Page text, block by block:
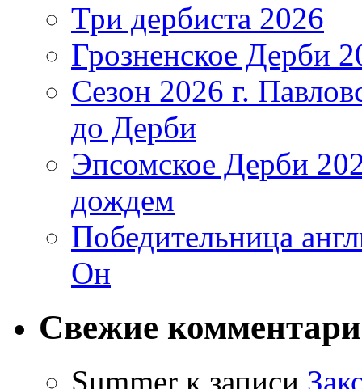
Три дербиста 2026
Грозненское Дерби
Сезон 2026 г.
до Дерби
Эпсомское Дерби
дождем
Победительница
Он
Свежие
Summer к записи